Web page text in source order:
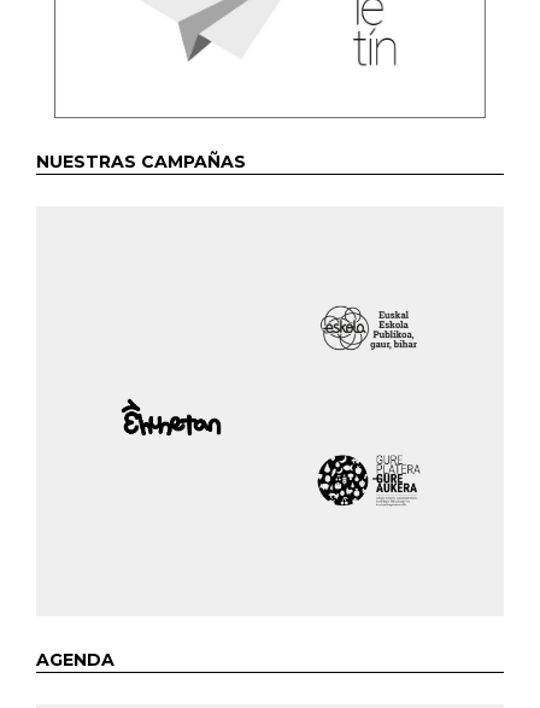
NUESTRAS CAMPAÑAS
AGENDA